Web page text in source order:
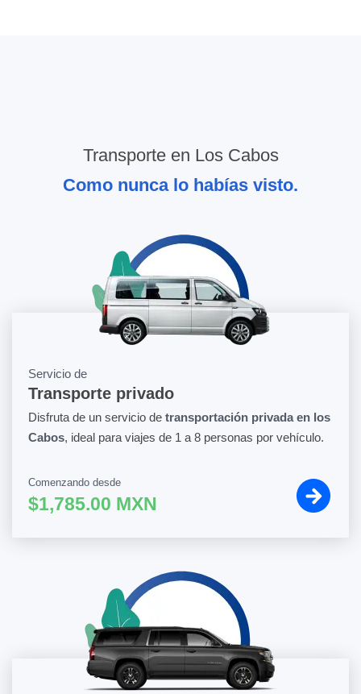
Transporte en Los Cabos
Como nunca lo habías visto.
Servicio de
Transporte privado
Disfruta de un servicio de transportación privada en los
Cabos, ideal para viajes de 1 a 8 personas por vehículo.
Comenzando desde
$1,785.00 MXN